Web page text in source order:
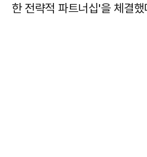
한 전략적 파트너십'을 체결